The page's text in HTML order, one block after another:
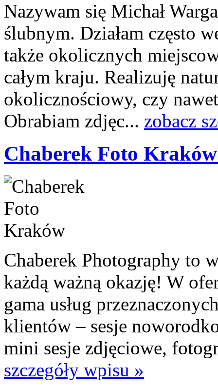
Nazywam się Michał
ślubnym. Działam często
także okolicznych
całym kraju. Realizuję
okolicznościowy, czy
Obrabiam zdjęc... zobacz
Chaberek Foto
Chaberek Photography to
każdą ważną okazję! W
gama usług
klientów – sesje
mini sesje zdjęciowe,
szczegóły wpisu »